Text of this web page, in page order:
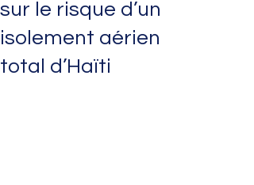
sur le risque d’un
isolement aérien
total d’Haïti